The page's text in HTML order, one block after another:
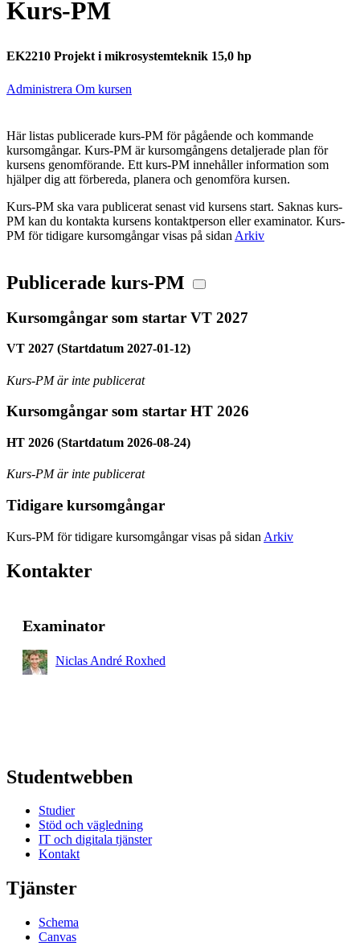
Kurs-PM
EK2210 Projekt i mikrosystemteknik 15,0 hp
Administrera Om kursen
Här listas publicerade kurs-PM för pågående och kommande
kursomgångar. Kurs-PM är kursomgångens detaljerade plan för
kursens genomförande. Ett kurs-PM innehåller information som
hjälper dig att förbereda, planera och genomföra kursen.
Kurs-PM ska vara publicerat senast vid kursens start. Saknas kurs-
PM kan du kontakta kursens kontaktperson eller examinator. Kurs-
PM för tidigare kursomgångar visas på sidan Arkiv
Publicerade kurs-PM
Kursomgångar som startar VT 2027
VT 2027 (Startdatum 2027-01-12)
Kurs-PM är inte publicerat
Kursomgångar som startar HT 2026
HT 2026 (Startdatum 2026-08-24)
Kurs-PM är inte publicerat
Tidigare kursomgångar
Kurs-PM för tidigare kursomgångar visas på sidan Arkiv
Kontakter
Examinator
Niclas André Roxhed
Studentwebben
Studier
Stöd och vägledning
IT och digitala tjänster
Kontakt
Tjänster
Schema
Canvas